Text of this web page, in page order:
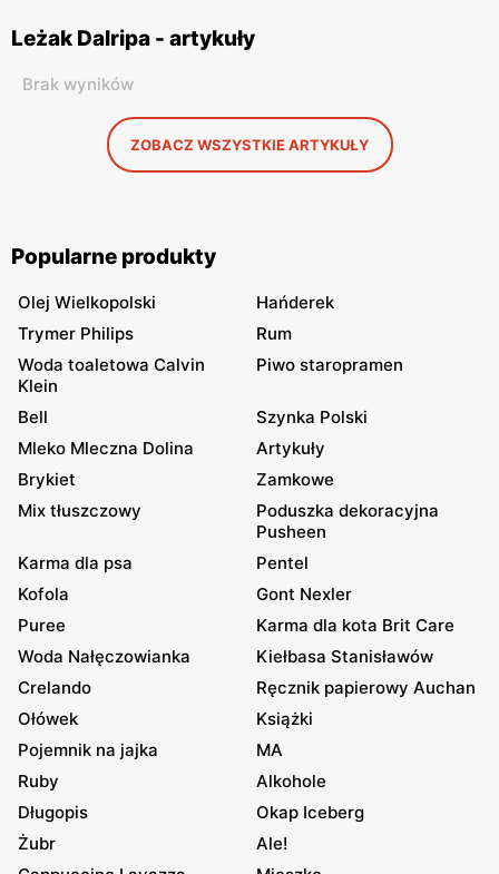
Leżak Dalripa - artykuły
Brak wyników
ZOBACZ WSZYSTKIE ARTYKUŁY
Popularne produkty
Olej Wielkopolski
Hańderek
Trymer Philips
Rum
Woda toaletowa Calvin
Klein
Piwo staropramen
Bell
Szynka Polski
Mleko Mleczna Dolina
Artykuły
Brykiet
Zamkowe
Mix tłuszczowy
Poduszka dekoracyjna
Pusheen
Karma dla psa
Pentel
Kofola
Gont Nexler
Puree
Karma dla kota Brit Care
Woda Nałęczowianka
Kiełbasa Stanisławów
Crelando
Ręcznik papierowy Auchan
Ołówek
Książki
Pojemnik na jajka
MA
Ruby
Alkohole
Długopis
Okap Iceberg
Żubr
Ale!